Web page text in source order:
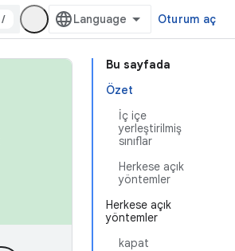
/ Oturum aç
Bu sayfada
Özet
İç içe
yerleştirilmiş
sınıflar
Herkese açık
yöntemler
Herkese açık
yöntemler
kapat